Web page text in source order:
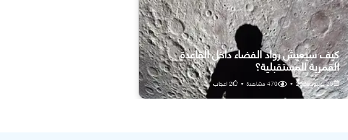
كيف سيعيش رواد الفضاء داخل القاعدة
القمرية المستقبلية؟
25 يوليو، 2026 •
470مشاهدة •
2اعجاب